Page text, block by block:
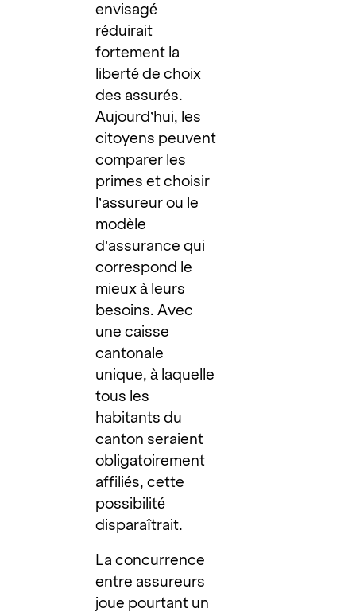
envisagé
réduirait
fortement la
liberté de choix
des assurés.
Aujourd’hui, les
citoyens peuvent
comparer les
primes et choisir
l’assureur ou le
modèle
d’assurance qui
correspond le
mieux à leurs
besoins. Avec
une caisse
cantonale
unique, à laquelle
tous les
habitants du
canton seraient
obligatoirement
affiliés, cette
possibilité
disparaîtrait.
La concurrence
entre assureurs
joue pourtant un